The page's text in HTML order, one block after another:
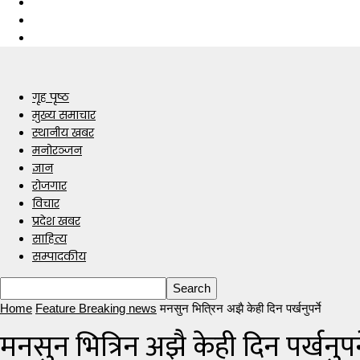
गृह पृष्ठ
मुख्य समाचार
स्थानीय खबर
मनोरञ्जन
ज्ञान
रोजगार
विचार
प्रदेश खबर
साहित्य
सम्पादकीय
Home Feature Breaking news मनसुन भित्रिन अझै केही दिन पर्खनुपर्ने
मनसुन भित्रिन अझै केही दिन